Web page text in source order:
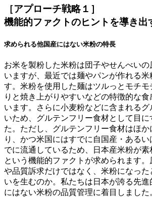
［アプローチ戦略１］
機能的ファクトのヒントを導き出
求められる他国産にはない米粉の特長
お米を製粉した米粉は団子やせんべいの
いますが、最近では麺やパンが作れる米
す。米粉を使用した麺はツルっとモチモ
りと焼き上がりやすいなどの特徴的な
います。さらに小麦粉などに含まれる
いため、グルテンフリー食材として目に
た。ただし、グルテンフリー食材はほ
り、かつ米国にはすでに自国産・ある
でに流通しているため、日本産米粉が素
という機能的ファクトが求められます
や品質訴求だけではなく、米粉になっ
いを生むのか。私たちは日本が誇る先進
にはない米粉の品質管理に着目しました